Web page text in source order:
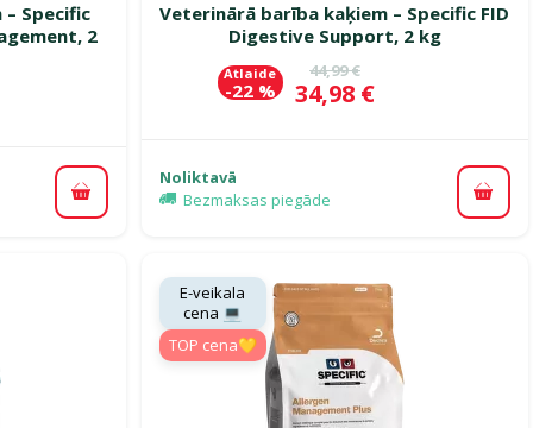
Specific
2
Pievienot grozam
Veterinārā barība kaķiem – Specific FID
Digestive Support, 2 kg
Oriģinālā cena
44,99 €
Cena
34,98 €
Atlaide
-22 %
Noliktavā
Bezmaksas piegāde
E-veikala
cena 💻
TOP cena💛